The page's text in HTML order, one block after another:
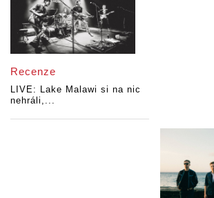
Recenze
LIVE: Lake Malawi si na nic
nehráli,...